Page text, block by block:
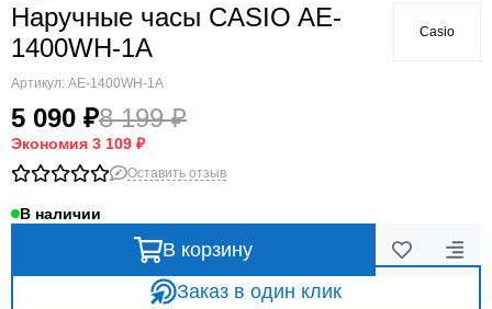
Наручные часы CASIO AE-
1400WH-1A
Артикул: AE-1400WH-1A
5 090 ₽8 199 ₽
Экономия 3 109 ₽
Casio
Оставить отзыв
В наличии
В корзину
Заказ в один клик